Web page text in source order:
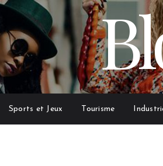
Sports et Jeux Tourisme